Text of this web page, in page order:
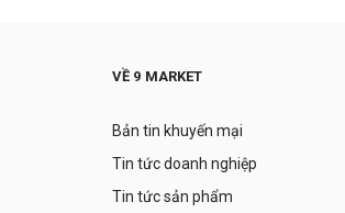
VỀ 9 MARKET
Bản tin khuyến mại
Tin tức doanh nghiệp
Tin tức sản phẩm